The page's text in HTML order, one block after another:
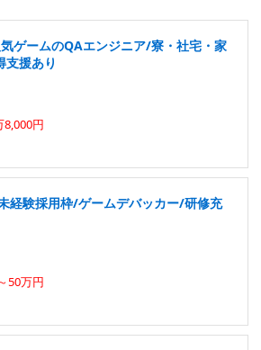
ゲームのQAエンジニア/寮・社宅・家
支援あり
8,000円
経験採用枠/ゲームデバッカー/研修充
50万円